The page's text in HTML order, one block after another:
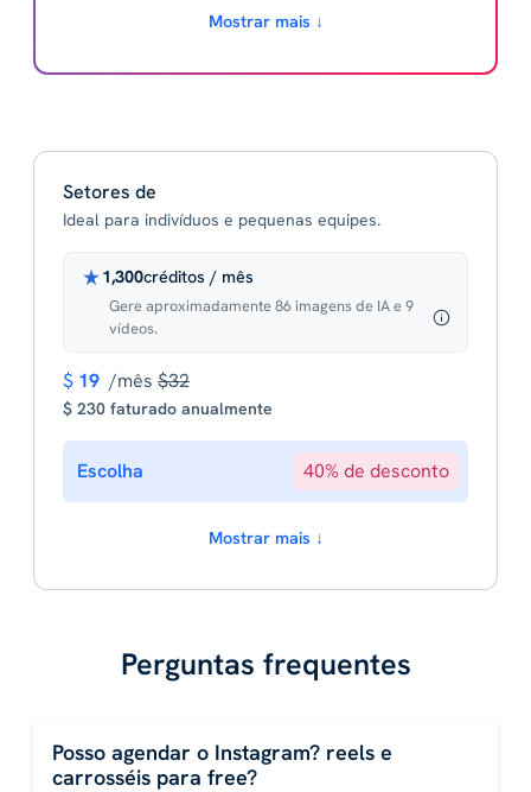
Mostrar mais ↓
Setores de
Ideal para indivíduos e pequenas equipes.
1,300créditos / mês
Gere aproximadamente 86 imagens de IA e 9
vídeos.
$ 19 /mês $32
$ 230 faturado anualmente
Escolha 40% de desconto
Mostrar mais ↓
Perguntas frequentes
Posso agendar o Instagram? reels e
carrosséis para free?